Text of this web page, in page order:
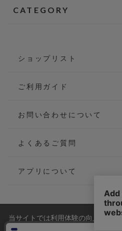
CATEGORY
ショップリスト
ご利用ガイド
お問い合わせについて
よくあるご質問
アプリについて
会社概要
当サイトでは利用体験の向上および
ラフィックの分析を目的として